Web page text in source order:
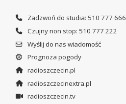
Zadzwoń do studia: 510 777 666
Czujny non stop: 510 777 222
Wyślij do nas wiadomość
Prognoza pogody
radioszczecin.pl
radioszczecinextra.pl
radioszczecin.tv